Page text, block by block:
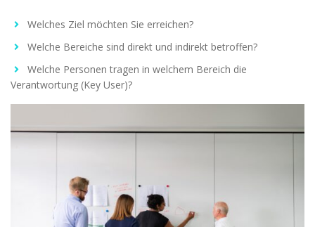
Welches Ziel möchten Sie erreichen?
Welche Bereiche sind direkt und indirekt betroffen?
Welche Personen tragen in welchem Bereich die
Verantwortung (Key User)?